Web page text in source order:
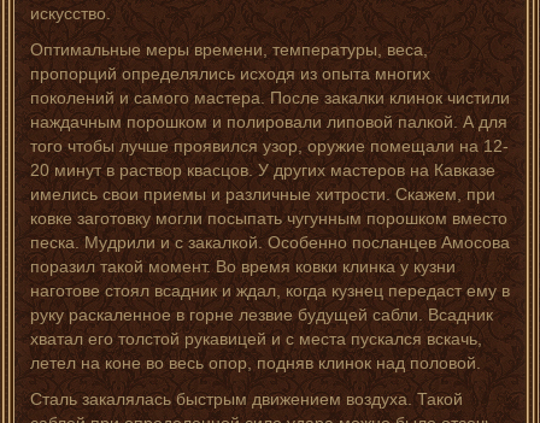
искусство.
Оптимальные меры времени, температуры, веса,
пропорций определялись исходя из опыта многих
поколений и самого мастера. После закалки клинок чистили
наждачным порошком и полировали липовой палкой. А для
того чтобы лучше проявился узор, оружие помещали на 12-
20 минут в раствор квасцов. У других мастеров на Кавказе
имелись свои приемы и различные хитрости. Скажем, при
ковке заготовку могли посыпать чугунным порошком вместо
песка. Мудрили и с закалкой. Особенно посланцев Амосова
поразил такой момент. Во время ковки клинка у кузни
наготове стоял всадник и ждал, когда кузнец передаст ему в
руку раскаленное в горне лезвие будущей сабли. Всадник
хватал его толстой рукавицей и с места пускался вскачь,
летел на коне во весь опор, подняв клинок над половой.
Сталь закалялась быстрым движением воздуха. Такой